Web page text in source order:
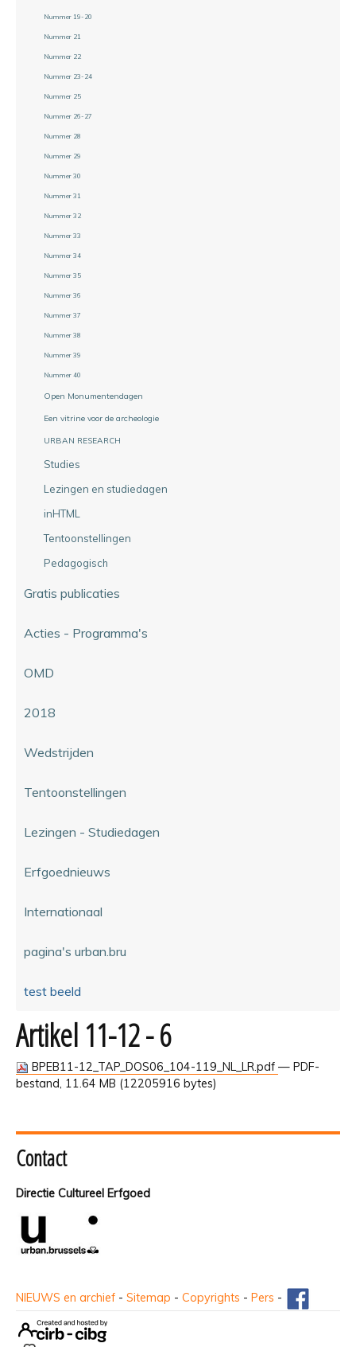
Nummer 19-20
Nummer 21
Nummer 22
Nummer 23-24
Nummer 25
Nummer 26-27
Nummer 28
Nummer 29
Nummer 30
Nummer 31
Nummer 32
Nummer 33
Nummer 34
Nummer 35
Nummer 36
Nummer 37
Nummer 38
Nummer 39
Nummer 40
Open Monumentendagen
Een vitrine voor de archeologie
URBAN RESEARCH
Studies
Lezingen en studiedagen
inHTML
Tentoonstellingen
Pedagogisch
Gratis publicaties
Acties - Programma's
OMD
2018
Wedstrijden
Tentoonstellingen
Lezingen - Studiedagen
Erfgoednieuws
Internationaal
pagina's urban.bru
test beeld
Artikel 11-12 - 6
BPEB11-12_TAP_DOS06_104-119_NL_LR.pdf — PDF-
bestand, 11.64 MB (12205916 bytes)
Contact
Directie Cultureel Erfgoed
NIEUWS en archief - Sitemap - Copyrights - Pers -